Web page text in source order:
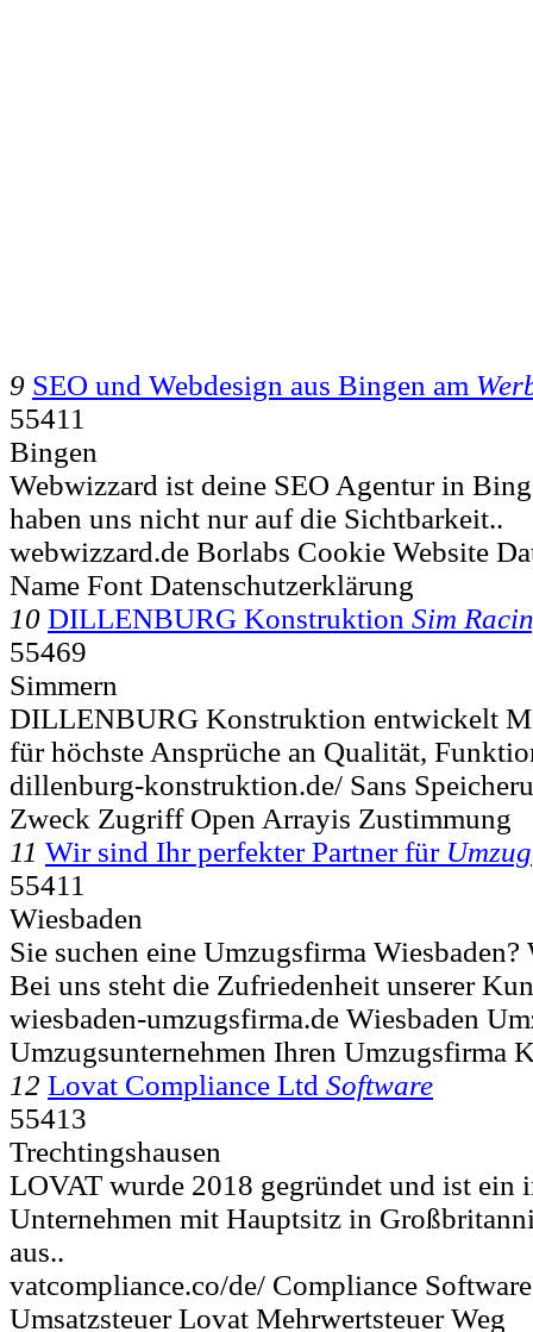
9 SEO und Webdesign aus Bingen am
55411
Bingen
Webwizzard ist deine SEO Agentur in
haben uns nicht nur auf die Sichtbarkeit..
webwizzard.de Borlabs Cookie Website
Name Font Datenschutzerklärung
10 DILLENBURG Konstruktion Sim
55469
Simmern
DILLENBURG Konstruktion entwickelt
für höchste Ansprüche an Qualität,
dillenburg-konstruktion.de/ Sans
Zweck Zugriff Open Arrayis Zustimmung
11 Wir sind Ihr perfekter Partner für Umzug
55411
Wiesbaden
Sie suchen eine Umzugsfirma
Bei uns steht die Zufriedenheit unserer
wiesbaden-umzugsfirma.de Wiesbaden
Umzugsunternehmen Ihren Umzugsfirma
12 Lovat Compliance Ltd Software
55413
Trechtingshausen
LOVAT wurde 2018 gegründet und ist ein
Unternehmen mit Hauptsitz in
aus..
vatcompliance.co/de/ Compliance
Umsatzsteuer Lovat Mehrwertsteuer Weg